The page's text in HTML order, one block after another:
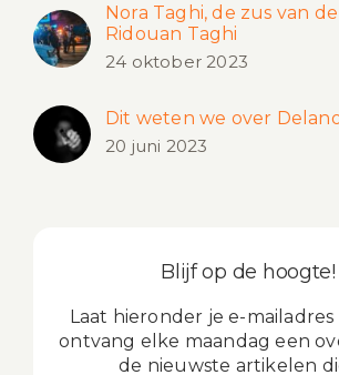
Nora Taghi, de zus van
Ridouan Taghi
24 oktober 2023
Dit weten we over
20 juni 2023
Blijf op de hoogte!
Laat hieronder je e-
ontvang elke maandag een
de nieuwste artikelen